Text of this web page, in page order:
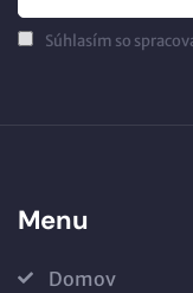
Súhlasím so
Menu
Domov